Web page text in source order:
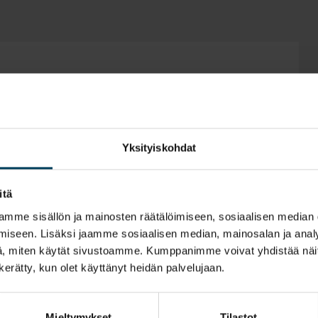
Yksityiskohdat
sisällön ja mainosten räätälöimiseen, sosiaalisen
Lisäksi jaamme sosiaalisen median, mainosalan ja
miten käytät sivustoamme. Kumppanimme voivat yhdistää
kun olet käyttänyt heidän palvelujaan.
pee?
5. SEPTEMBER, 2023